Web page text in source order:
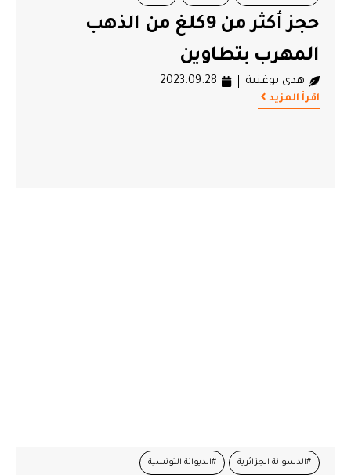
حجز أكثر من 9كلغ من الذهب
المهرب بتطاوين
هدى بوغنية 2023.09.28
اقرأ المزيد
#الدسوانة الجزائرية #الديوانة التونسية